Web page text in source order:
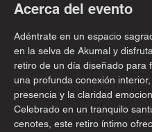
Acerca del evento
Adéntrate en un espacio
en la selva de Akumal y
retiro de un día diseñado para
una profunda conexión interior,
presencia y la claridad
Celebrado en un tranquilo
cenotes, este retiro íntimo